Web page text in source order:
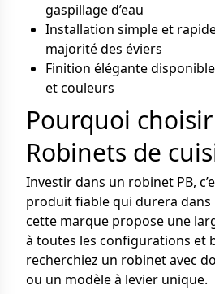
gaspillage d’eau
Installation simple et
majorité des éviers
Finition élégante
et couleurs
Pourquoi
Robinets de
Investir dans un robinet PB,
produit fiable qui durera dans
cette marque propose une
à toutes les configurations et
recherchiez un robinet avec
ou un modèle à levier unique.